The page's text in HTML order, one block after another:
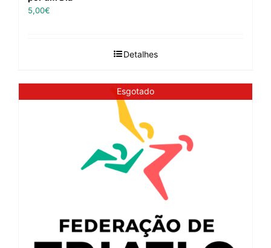
5,00€
Detalhes
Esgotado